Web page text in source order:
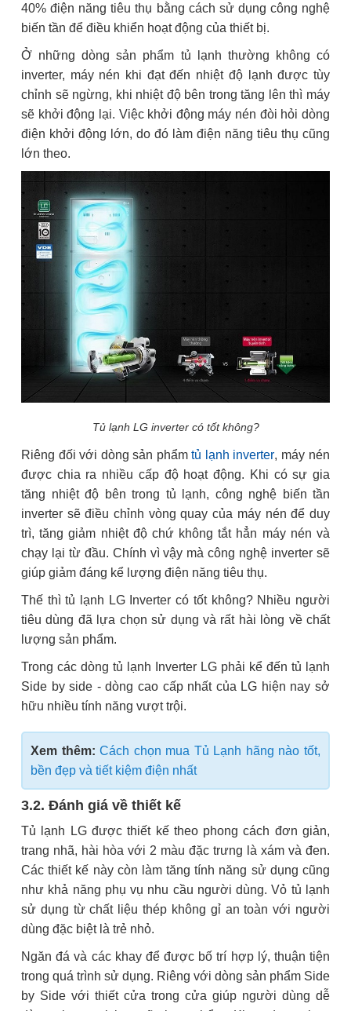
40% điện năng tiêu thụ bằng cách sử dụng công nghệ
biến tần để điều khiển hoạt động của thiết bị.
Ở những dòng sản phẩm tủ lạnh thường không có
inverter, máy nén khi đạt đến nhiệt độ lạnh được tùy
chỉnh sẽ ngừng, khi nhiệt độ bên trong tăng lên thì máy
sẽ khởi động lại. Việc khởi động máy nén đòi hỏi dòng
điện khởi động lớn, do đó làm điện năng tiêu thụ cũng
lớn theo.
Tủ lạnh LG inverter có tốt không?
Riêng đối với dòng sản phẩm tủ lạnh inverter, máy nén
được chia ra nhiều cấp độ hoạt động. Khi có sự gia
tăng nhiệt độ bên trong tủ lạnh, công nghệ biến tần
inverter sẽ điều chỉnh vòng quay của máy nén để duy
trì, tăng giảm nhiệt độ chứ không tắt hẳn máy nén và
chạy lại từ đầu. Chính vì vậy mà công nghệ inverter sẽ
giúp giảm đáng kể lượng điện năng tiêu thụ.
Thế thì tủ lạnh LG Inverter có tốt không? Nhiều người
tiêu dùng đã lựa chọn sử dụng và rất hài lòng về chất
lượng sản phẩm.
Trong các dòng tủ lạnh Inverter LG phải kể đến tủ lạnh
Side by side - dòng cao cấp nhất của LG hiện nay sở
hữu nhiều tính năng vượt trội.
Xem thêm: Cách chọn mua Tủ Lạnh hãng nào tốt,
bền đẹp và tiết kiệm điện nhất
3.2. Đánh giá về thiết kế
Tủ lạnh LG được thiết kế theo phong cách đơn giản,
trang nhã, hài hòa với 2 màu đặc trưng là xám và đen.
Các thiết kế này còn làm tăng tính năng sử dụng cũng
như khả năng phụ vụ nhu cầu người dùng. Vỏ tủ lạnh
sử dụng từ chất liệu thép không gỉ an toàn với người
dùng đặc biệt là trẻ nhỏ.
Ngăn đá và các khay để được bố trí hợp lý, thuận tiện
trong quá trình sử dụng. Riêng với dòng sản phẩm Side
by Side với thiết cửa trong cửa giúp người dùng dễ